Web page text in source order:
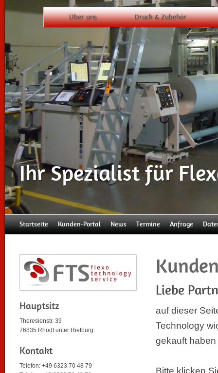
Ihr Spezialist für
Über uns
Infos zum Flexodruck
Druck & Zubehör
Farbpumpen
Retrofit-Maßnahmen
IVOC-X Systeme
Druck-Vorstufe
Startseite Kunden-Portal News Termine Anfrage
Liebe
auf dieser
Technology
gekauft haben
Bitte klicken
Hauptsitz
Theresienstr. 39
76835 Rhodt unter Rietburg
Kontakt
Telefon: +49 6323 70 48 79